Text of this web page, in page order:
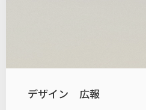
デザイン 広報